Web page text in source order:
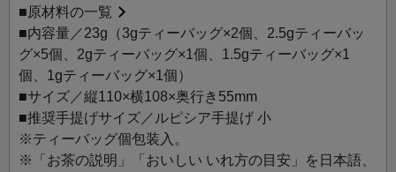
朝の静かな目覚めに、午後のひと息に、そしておやすみ前
に。
植物のやさしさが、あなたの毎日に穏やかな時間を届けま
す。
【お茶ラインアップ】
9002 HONEYBUSH
9502 SWEET DREAMS!
■原材料の一覧
■内容量／23g（3gティーバッグ×2個、2.5gティーバッ
グ×5個、2gティーバッグ×1個、1.5gティーバッグ×1
個、1gティーバッグ×1個）
■サイズ／縦110×横108×奥行き55mm
■推奨手提げサイズ／ルピシア手提げ 小
※ティーバッグ個包装入。
※「お茶の説明」「おいしい いれ方の目安」を日本語、